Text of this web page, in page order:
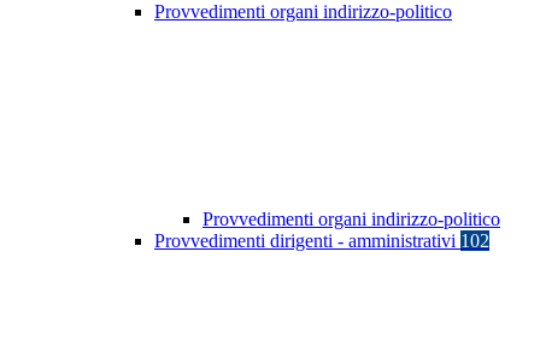
Provvedimenti organi indirizzo-politico
Provvedimenti organi indirizzo-politico
Provvedimenti dirigenti - amministrativi 102